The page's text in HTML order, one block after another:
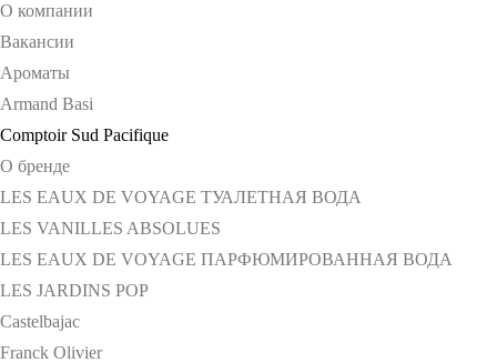
О компании
Вакансии
Ароматы
Armand Basi
Comptoir Sud Pacifique
О бренде
LES EAUX DE VOYAGE ТУАЛЕТНАЯ ВОДА
LES VANILLES ABSOLUES
LES EAUX DE VOYAGE ПАРФЮМИРОВАННАЯ ВОДА
LES JARDINS POP
Castelbajac
Franck Olivier